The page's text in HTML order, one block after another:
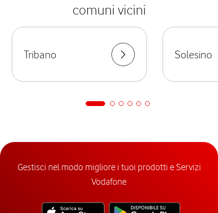
comuni vicini
Tribano Solesino
Gestisci nel modo migliore i tuoi prodotti e Servizi
Vodafone